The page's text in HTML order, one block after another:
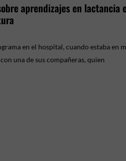
aprendizajes en lactancia
en el hospital, cuando estaba en
una de sus compañeras, quien